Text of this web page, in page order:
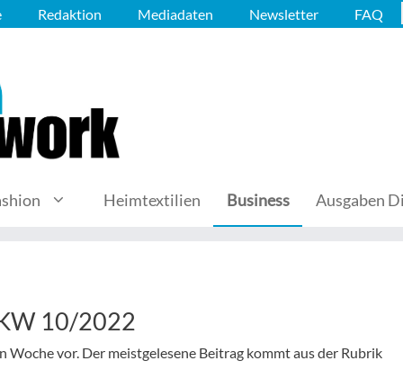
Redaktion Mediadaten Newsletter FAQ
Heimtextilien Business Ausgaben
10/2022
vor. Der meistgelesene Beitrag kommt aus der Rubrik